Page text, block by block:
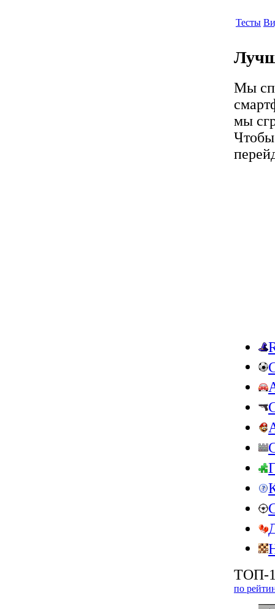
Тесты
Мы
мы
Чтобы
ТОП-
по